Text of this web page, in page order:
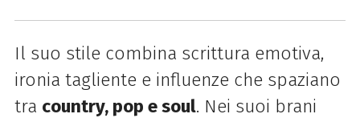
Il suo stile combina scrittura emotiva,
ironia tagliente e influenze che spaziano
tra country, pop e soul. Nei suoi brani